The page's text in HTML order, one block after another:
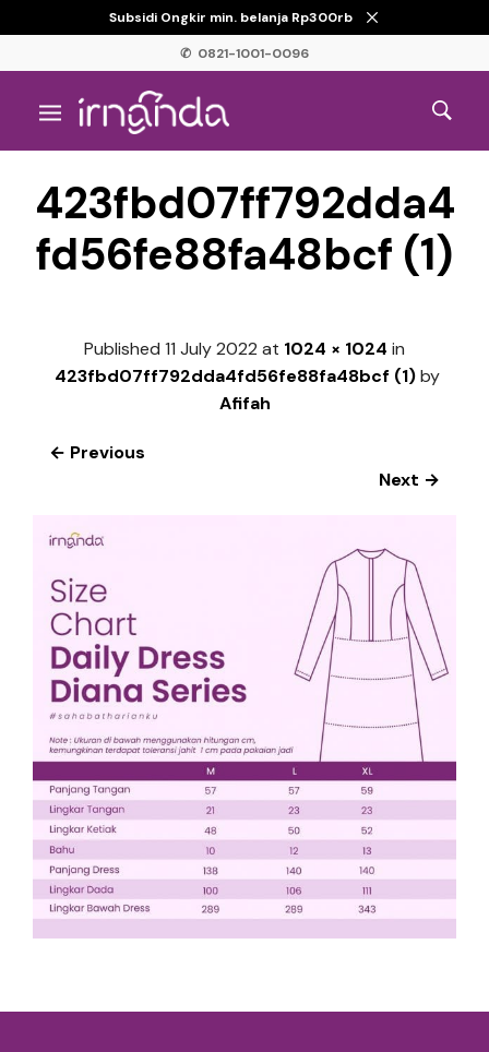
Subsidi Ongkir min. belanja Rp300rb
✆ 0821-1001-0096
423fbd07ff792dda4
fd56fe88fa48bcf (1)
Published 11 July 2022 at 1024 × 1024 in
423fbd07ff792dda4fd56fe88fa48bcf (1)by
Afifah
← Previous
Next →